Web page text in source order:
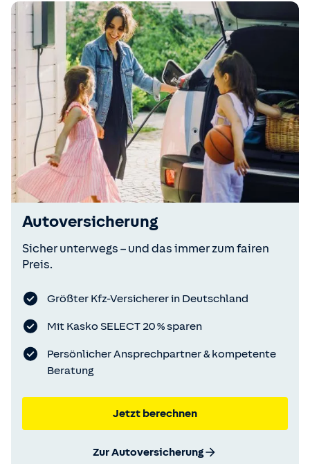
Autoversicherung
Sicher unterwegs – und das immer zum fairen
Preis.
Größter Kfz-Versicherer in Deutschland
Mit Kasko SELECT 20 % sparen
Persönlicher Ansprechpartner & kompetente
Beratung
Jetzt berechnen
Zur Autoversicherung